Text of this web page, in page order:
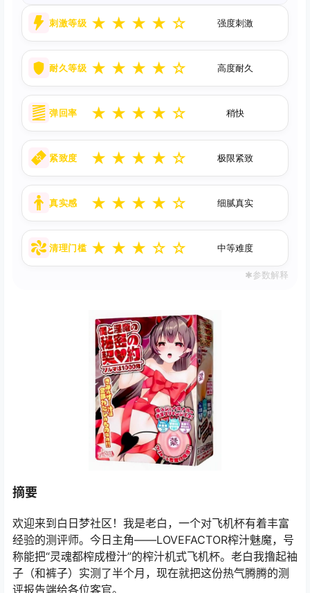
刺激等级 ★ ★ ★ ★ ☆ 强度刺激
耐久等级 ★ ★ ★ ★ ☆ 高度耐久
弹回率 ★ ★ ★ ★ ☆ 稍快
紧致度 ★ ★ ★ ★ ☆ 极限紧致
真实感 ★ ★ ★ ★ ☆ 细腻真实
清理门槛 ★ ★ ★ ☆ ☆ 中等难度
✱参数解释
摘要
欢迎来到白日梦社区！我是老白，一个对飞机杯有着丰富
经验的测评师。今日主角——LOVEFACTOR榨汁魅魔，号
称能把“灵魂都榨成橙汁”的榨汁机式飞机杯。老白我撸起袖
子（和裤子）实测了半个月，现在就把这份热气腾腾的测
评报告端给各位客官。